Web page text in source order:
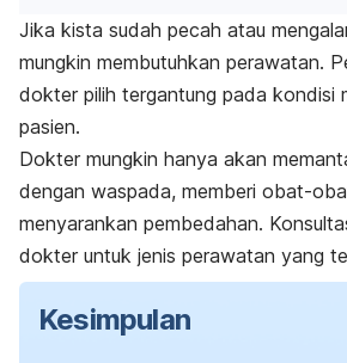
Jika kista sudah pecah atau
mungkin membutuhkan perawatan.
dokter pilih tergantung pada kondisi
pasien.
Dokter mungkin hanya akan
dengan waspada, memberi obat-
menyarankan pembedahan.
dokter untuk jenis perawatan yang
Kesimpulan